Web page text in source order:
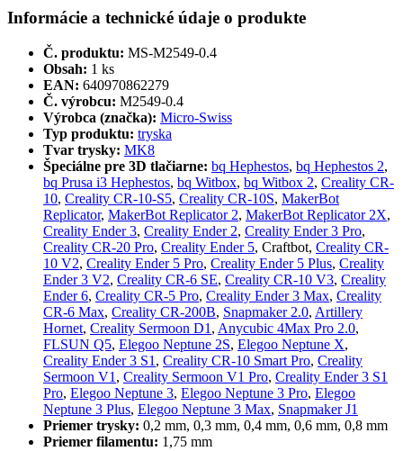
Informácie a technické údaje o produkte
Č. produktu: MS-M2549-0.4
Obsah: 1 ks
EAN: 640970862279
Č. výrobcu: M2549-0.4
Výrobca (značka): Micro-Swiss
Typ produktu: tryska
Tvar trysky: MK8
Špeciálne pre 3D tlačiarne: bq Hephestos, bq Hephestos 2,
bq Prusa i3 Hephestos, bq Witbox, bq Witbox 2, Creality CR-
10, Creality CR-10-S5, Creality CR-10S, MakerBot
Replicator, MakerBot Replicator 2, MakerBot Replicator 2X,
Creality Ender 3, Creality Ender 2, Creality Ender 3 Pro,
Creality CR-20 Pro, Creality Ender 5, Craftbot, Creality CR-
10 V2, Creality Ender 5 Pro, Creality Ender 5 Plus, Creality
Ender 3 V2, Creality CR-6 SE, Creality CR-10 V3, Creality
Ender 6, Creality CR-5 Pro, Creality Ender 3 Max, Creality
CR-6 Max, Creality CR-200B, Snapmaker 2.0, Artillery
Hornet, Creality Sermoon D1 , Anycubic 4Max Pro 2.0,
FLSUN Q5, Elegoo Neptune 2S, Elegoo Neptune X,
Creality Ender 3 S1 , Creality CR-10 Smart Pro, Creality
Sermoon V1 , Creality Sermoon V1 Pro, Creality Ender 3 S1
Pro, Elegoo Neptune 3, Elegoo Neptune 3 Pro, Elegoo
Neptune 3 Plus, Elegoo Neptune 3 Max, Snapmaker J1
Priemer trysky: 0,2 mm, 0,3 mm, 0,4 mm, 0,6 mm, 0,8 mm
Priemer filamentu: 1,75 mm